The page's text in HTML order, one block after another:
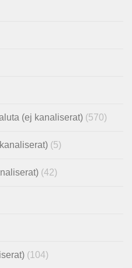
(ej kanaliserat) (570)
(5)
(42)
(104)